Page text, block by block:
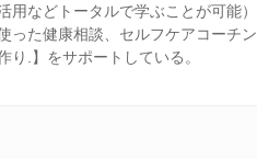
などトータルで学ぶことが可能）
った健康相談、セルフケアコーチ
り.】をサポートしている。